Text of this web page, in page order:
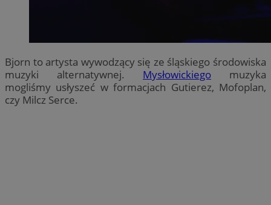
Bjorn to artysta wywodzący się ze śląskiego środowiska
muzyki alternatywnej. Mysłowickiego muzyka
mogliśmy usłyszeć w formacjach Gutierez, Mofoplan,
czy Milcz Serce.